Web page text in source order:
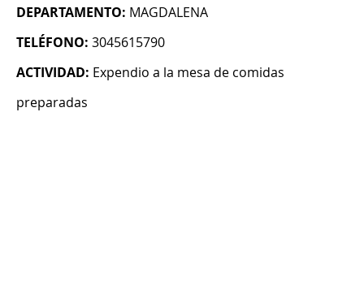
DEPARTAMENTO: MAGDALENA
TELÉFONO: 3045615790
ACTIVIDAD: Expendio a la mesa de comidas
preparadas